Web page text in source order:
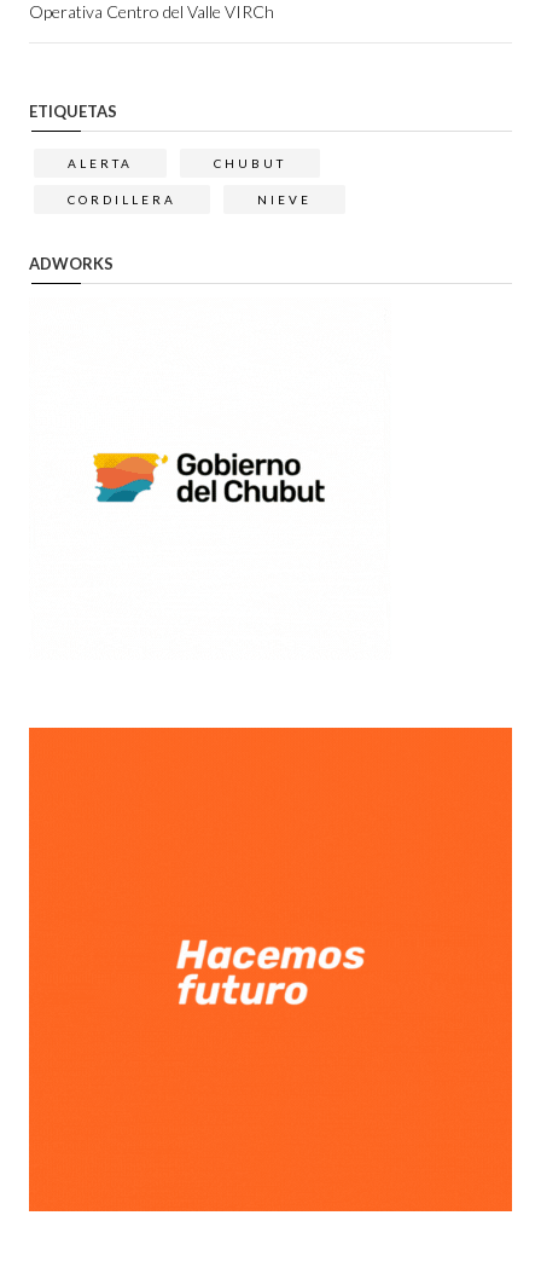
Operativa Centro del Valle VIRCh
ETIQUETAS
ALERTA CHUBUT
CORDILLERA NIEVE
ADWORKS